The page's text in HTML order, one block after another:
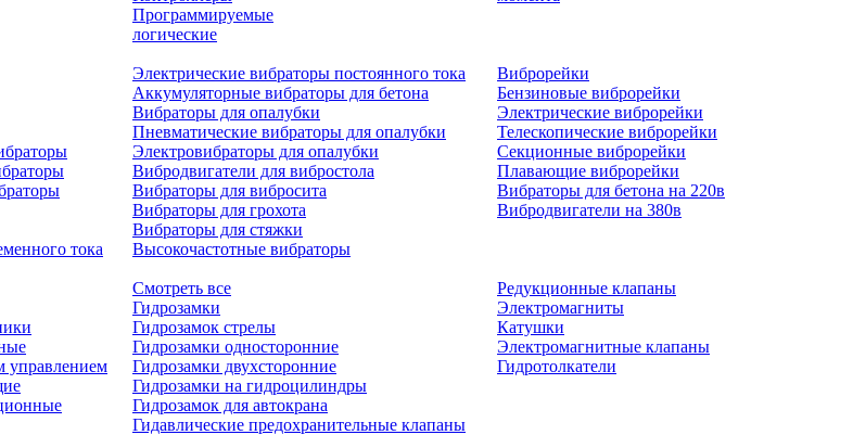
Программируемые
логические
тока
Электрические вибраторы постоянного тока
Аккумуляторные вибраторы для бетона
Вибраторы для опалубки
Пневматические вибраторы для опалубки
Электровибраторы для опалубки
Вибродвигатели для вибростола
Вибраторы для вибросита
Вибраторы для грохота
Вибраторы для стяжки
Высокочастотные вибраторы
Виброрейки
Бензиновые виброрейки
Электрические виброрейки
Телескопические виброрейки
Секционные виброрейки
Плавающие виброрейки
Вибраторы для бетона на 220в
Вибродвигатели на 380в
управлением
Смотреть все
Гидрозамки
Гидрозамок стрелы
Гидрозамки односторонние
Гидрозамки двухсторонние
Гидрозамки на гидроцилиндры
Гидрозамок для автокрана
Гидавлические предохранительные клапаны
Редукционные клапаны
Электромагниты
Катушки
Электромагнитные клапаны
Гидротолкатели